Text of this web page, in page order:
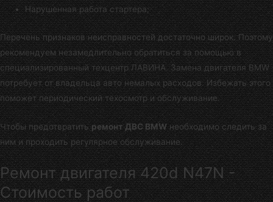
Нарушенная работа стартера;
Перечень признаков неисправностей достаточно широк. Поэтому
рекомендуем незамедлительно обратиться за помощью в
специализированный техцентр ЛАВИНА. Замена двигателя BMW
потребует от владельца авто немалых расходов. Избежать этого
поможет периодический техосмотр и обслуживание.
Чтобы предотвратитьремонт ДВС BMWнеобходимо следить за
ним и проходить регулярное обслуживание.
Ремонт двигателя 420d N47N -
Стоимость работ